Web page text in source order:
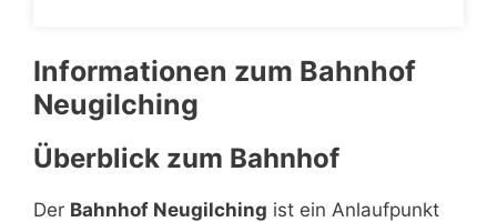
Informationen zum Bahnhof
Neugilching
Überblick zum Bahnhof
Der Bahnhof Neugilching ist ein Anlaufpunkt